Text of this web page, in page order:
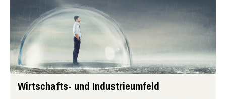
Wirtschafts- und Industrieumfeld